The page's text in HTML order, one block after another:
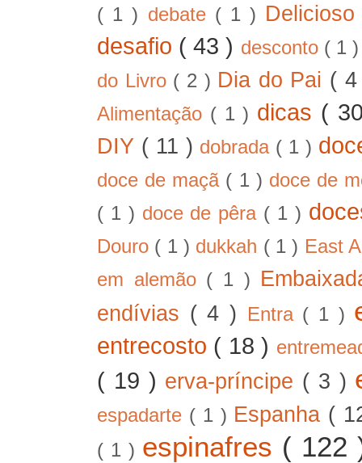
( 1 ) debate ( 1 )
desafio ( 43 ) desconto ( 1
do Livro ( 2 ) Dia do Pai (
Alimentação ( 1 ) dicas (
DIY ( 11 ) dobrada ( 1 )
doce de maçã ( 1 ) doce de
( 1 ) doce de pêra ( 1 )
Douro ( 1 ) dukkah ( 1 ) East
em alemão ( 1 )
endívias ( 4 ) Entra ( 1 )
entrecosto ( 18 )
( 19 ) erva-príncipe ( 3 )
espadarte ( 1 ) Espanha (
( 1 ) espinafres (